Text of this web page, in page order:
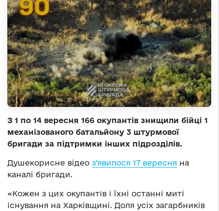
З 1 по 14 вересня 166 окупантів знищили бійці 1
механізованого батальйону 3 штурмової
бригади за підтримки інших підрозділів.
Душекорисне відео з’явилося 17 вересня на
каналі бригади.
«Кожен з цих окупантів і їхні останні миті
існування на Харківщині. Доля усіх загарбників